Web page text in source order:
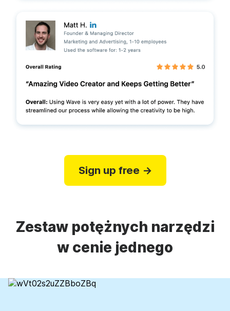
Sign up free →
Zestaw potężnych narzędzi
w cenie jednego